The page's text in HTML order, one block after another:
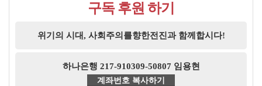
구독 후원 하기
위기의 시대, 사회주의를향한전진과 함께합시다!
하나은행 217-910309-50807 임용현
계좌번호 복사하기